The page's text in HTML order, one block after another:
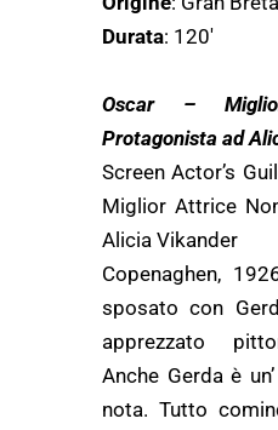
Durata: 120′
Oscar –
Protagonista ad
Screen Actor’s
Miglior Attrice
Alicia Vikander
Copenaghen,
sposato con
apprezzato
Anche Gerda è
nota. Tutto